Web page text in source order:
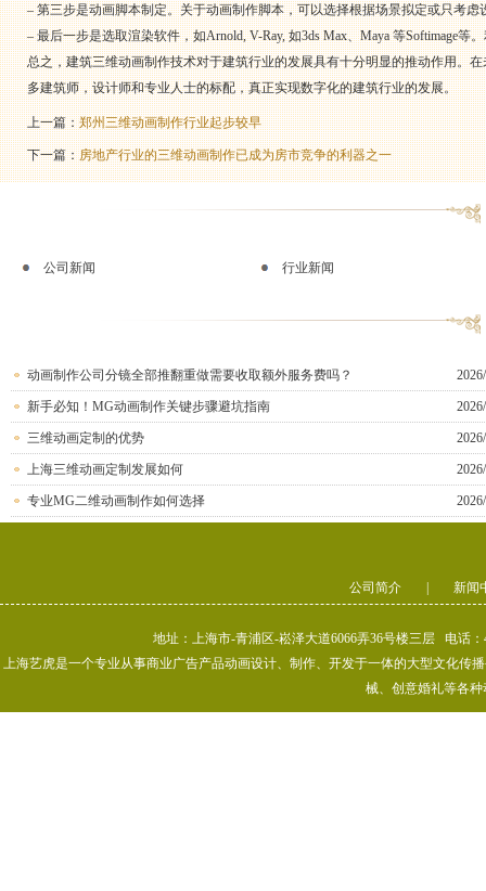
– 第三步是动画脚本制定。关于动画制作脚本，可以选择根据场景拟定或只考虑
– 最后一步是选取渲染软件，如Arnold, V-Ray, 如3ds Max、Maya 等Softimage
总之，建筑三维动画制作技术对于建筑行业的发展具有十分明显的推动作用。
多建筑师，设计师和专业人士的标配，真正实现数字化的建筑行业的发展。
上一篇：郑州三维动画制作行业起步较早
下一篇：房地产行业的三维动画制作已成为房市竞争的利器之一
公司新闻 行业新闻
动画制作公司分镜全部推翻重做需要收取额外服务费吗？
新手必知！MG动画制作关键步骤避坑指南
三维动画定制的优势
上海三维动画定制发展如何
专业MG二维动画制作如何选择
公司简介 新闻
地址：上海市-青浦区-崧泽大道6066弄36号楼三层 电话
上海艺虎是一个专业从事商业广告产品动画设计、制作、开发于一体的大型文化传
械、创意婚礼等各